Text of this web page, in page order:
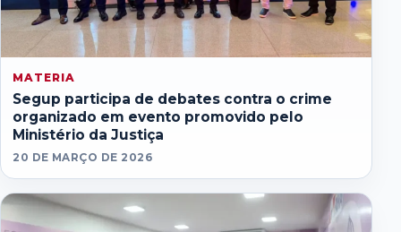
MATERIA
Segup participa de debates contra o crime
organizado em evento promovido pelo
Ministério da Justiça
20 DE MARÇO DE 2026